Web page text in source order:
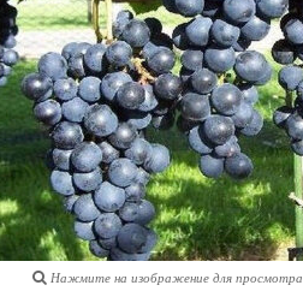
Нажмите на изображение для просмотра